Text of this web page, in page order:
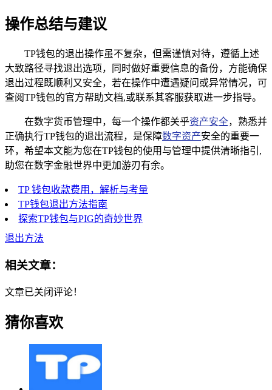
操作总结与建议
TP钱包的退出操作虽不复杂，但需谨慎对待，遵循上述
大致路径寻找退出选项，同时做好重要信息的备份，方能确保
退出过程既顺利又安全，若在操作中遭遇疑问或异常情况，可
查阅TP钱包的官方帮助文档,或联系其客服获取进一步指导。
在数字货币管理中，每一个操作都关乎资产安全，熟悉并
正确执行TP钱包的退出流程，是保障数字资产安全的重要一
环，希望本文能为您在TP钱包的使用与管理中提供清晰指引,
助您在数字金融世界中更加游刃有余。
TP 钱包收款费用，解析与考量
TP钱包退出方法指南
探索TP钱包与PIG的奇妙世界
退出方法
相关文章：
文章已关闭评论！
猜你喜欢